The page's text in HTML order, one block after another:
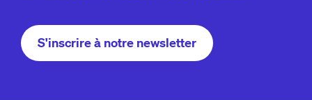
S'inscrire à notre newsletter